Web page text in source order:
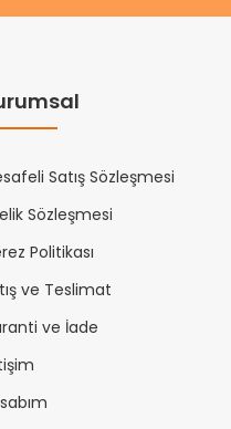
Satış Sözleşmesi
Sözleşmesi
Politikası
ve Teslimat
ve İade